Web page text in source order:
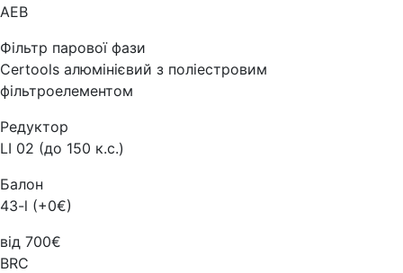
AEB
Фільтр парової фази
Certools алюмінієвий з поліестровим
фільтроелементом
Редуктор
LI 02 (до 150 к.с.)
Балон
43-l (+0€)
від 700€
BRC